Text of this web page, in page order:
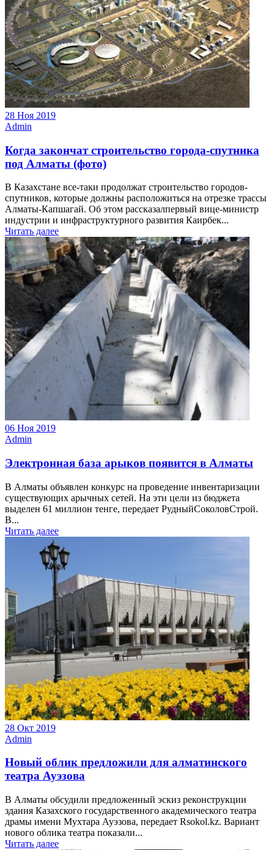
28 Ноя 2019
Admin
Когда закончат строительство города-спутника
под Алматы (фото)
В Казахстане все-таки продолжат строительство городов-
спутников, которые должны расположиться на отрезке трассы
Алматы-Капшагай. Об этом рассказалпервый вице-министр
индустрии и инфраструктурного развития Каирбек...
Читать далее
06 Ноя 2019
Admin
Электронная база арыков появится в Алматы
В Алматы объявлен конкурс на проведение инвентаризации
существующих арычных сетей. На эти цели из бюджета
выделен 61 миллион тенге, передает РудныйСоколовСтрой.
В...
Читать далее
28 Окт 2019
Admin
Новый облик предложили для алматинского
театра Ауэзова
В Алматы обсудили предложенный эскиз реконструкции
здания Казахского государственного академического театра
драмы имени Мухтара Ауэзова, передает Rsokol.kz. Вариант
нового облика театра показали...
Читать далее